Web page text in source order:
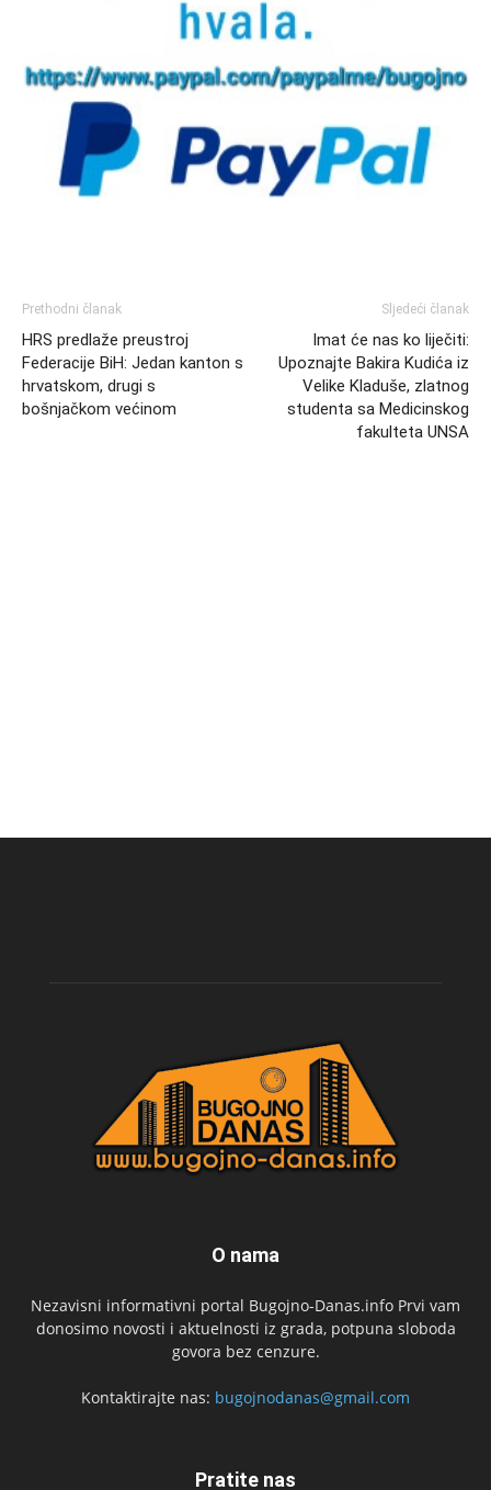
Prethodni članak
HRS predlaže preustroj
Federacije BiH: Jedan kanton s
hrvatskom, drugi s
bošnjačkom većinom
Sljedeći članak
Imat će nas ko liječiti:
Upoznajte Bakira Kudića iz
Velike Kladuše, zlatnog
studenta sa Medicinskog
fakulteta UNSA
O nama
Nezavisni informativni portal Bugojno-Danas.info Prvi vam
donosimo novosti i aktuelnosti iz grada, potpuna sloboda
govora bez cenzure.
Kontaktirajte nas: bugojnodanas@gmail.com
Pratite nas